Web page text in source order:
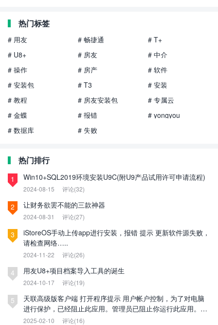
热门标签
# 用友 # 畅捷通
# T+
# U8+
# 房友
# 中介
# 操作
# 房产
# 软件
# 安装包
# T3
# 安装
# 教程
# 房友安装包
# 专属云
# 金蝶
# 报错
# yongyou
# 数据库
# 失败
热门排行
1 Win10+SQL2019环境安装U9C(附U9产品试用许可申请流程)
2024-08-15 评论(32)
2 让财务欲罢不能的三款神器
2024-08-31 评论(27)
3
iStoreOS手动上传app进行安装，报错 提示 更新软件源失败，
请检查网络…..
2024-11-22 评论(26)
4 用友U8+项目档案导入工具的诞生
2024-10-17 评论(19)
5
天联高级版客户端 打开程序提示 用户帐户控制，为了对电脑
进行保护，已经阻止此应用。管理员已阻止你运行此应用。有
关详细信息，请与管理员联系。
2025-02-10 评论(16)